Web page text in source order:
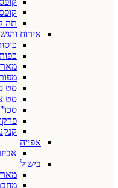
תה
אירוח
סט
סט
אפייה
בישול